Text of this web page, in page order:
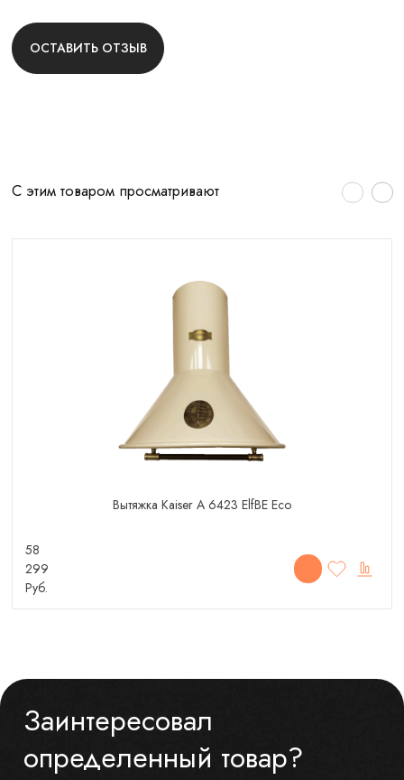
ОСТАВИТЬ ОТЗЫВ
С этим товаром просматривают
Вытяжка Kaiser A 6423 ElfBE Eco
58
299
Руб.
Заинтересовал
определенный товар?